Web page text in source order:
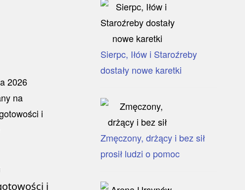
i
Sierpc, Iłów i Staroźreby
dostały nowe karetki
Zmęczony, drżący i bez sił
prosił ludzi o pomoc